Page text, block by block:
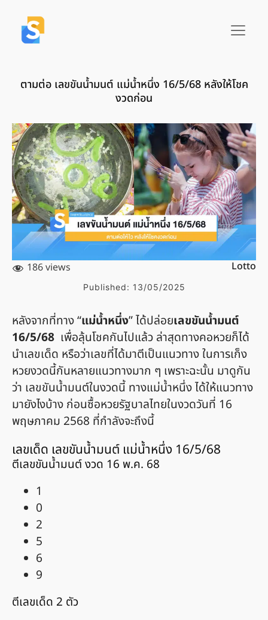
ตามต่อ เลขขันน้ำมนต์ แม่น้ำหนึ่ง 16/5/68 หลังให้โชค
งวดก่อน
186 views Lotto
Published: 13/05/2025
หลังจากที่ทาง “แม่น้ำหนึ่ง” ได้ปล่อยเลขขันน้ำมนต์
16/5/68 เพื่อลุ้นโชคกันไปแล้ว ล่าสุดทางคอหวยก็ได้
นำเลขเด็ด หรือว่าเลขที่ได้มาตีเป็นแนวทาง ในการเก็ง
หวยงวดนี้กันหลายแนวทางมาก ๆ เพราะฉะนั้น มาดูกัน
ว่า เลขขันน้ำมนต์ในงวดนี้ ทางแม่น้ำหนึ่ง ได้ให้แนวทาง
มายังไงบ้าง ก่อนซื้อหวยรัฐบาลไทยในงวดวันที่ 16
พฤษภาคม 2568 ที่กำลังจะถึงนี้
เลขเด็ด เลขขันน้ำมนต์ แม่น้ำหนึ่ง 16/5/68
ตีเลขขันน้ำมนต์ งวด 16 พ.ค.​ 68
1
0
2
5
6
9
ตีเลขเด็ด 2 ตัว